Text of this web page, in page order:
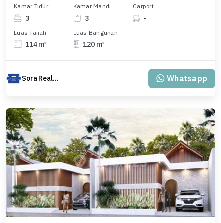
Kamar Tidur
3
Kamar Mandi
3
Carport
-
Luas Tanah
114 m²
Luas Bangunan
120 m²
Sora Realty Bali Whatsapp